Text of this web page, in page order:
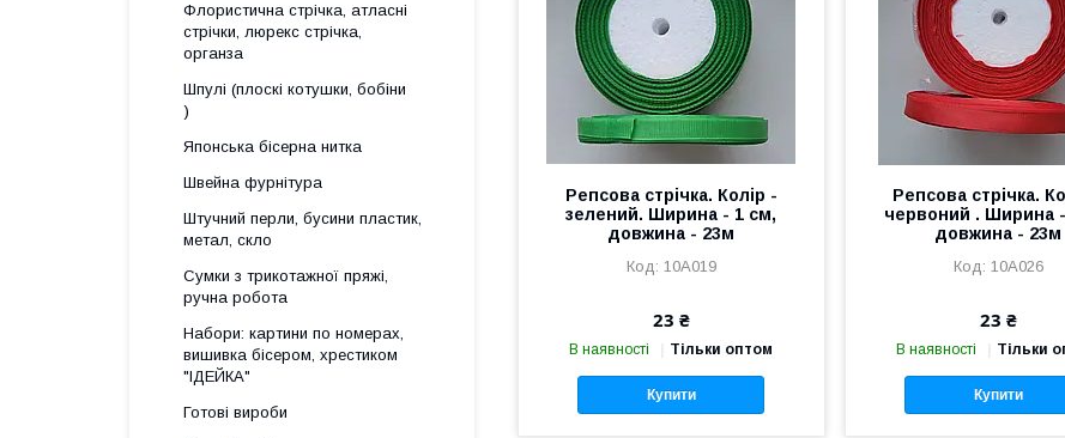
Репсова стрічка. Колір -
зелений. Ширина - 1 см,
довжина - 23м
10А019
23 ₴
В наявності Тільки оптом
Купити
Репсова стрічка.
червоний . Ширина
довжина - 23м
10А026
23 ₴
В наявності Тільки
Купити
Флористична стрічка, атласні
стрічки, люрекс стрічка,
органза
Шпулі (плоскі котушки, бобіни
)
Японська бісерна нитка
Швейна фурнітура
Штучний перли, бусини пластик,
метал, скло
Сумки з трикотажної пряжі,
ручна робота
Набори: картини по номерах,
вишивка бісером, хрестиком
"ІДЕЙКА"
Готові вироби